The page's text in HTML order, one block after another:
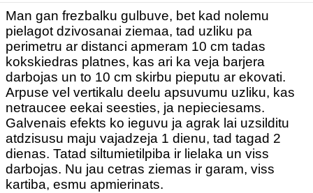
Man gan frezbalku gulbuve, bet kad nolemu
pielagot dzivosanai ziemaa, tad uzliku pa
perimetru ar distanci apmeram 10 cm tadas
kokskiedras platnes, kas ari ka veja barjera
darbojas un to 10 cm skirbu pieputu ar ekovati.
Arpuse vel vertikalu deelu apsuvumu uzliku, kas
netraucee eekai seesties, ja nepieciesams.
Galvenais efekts ko ieguvu ja agrak lai uzsilditu
atdzisusu maju vajadzeja 1 dienu, tad tagad 2
dienas. Tatad siltumietilpiba ir lielaka un viss
darbojas. Nu jau cetras ziemas ir garam, viss
kartiba, esmu apmierinats.